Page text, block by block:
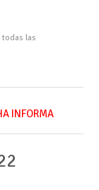
todas las
INFORMA